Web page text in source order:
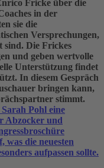
Fricke über die
in der
sie die
Versprechungen,
sind. Die Frickes
und geben wertvolle
Unterstützung findet
In diesem Gespräch
bringen kann,
stimmt.
Pohl eine
Abzocker und
was die neuesten
aufpassen sollte.